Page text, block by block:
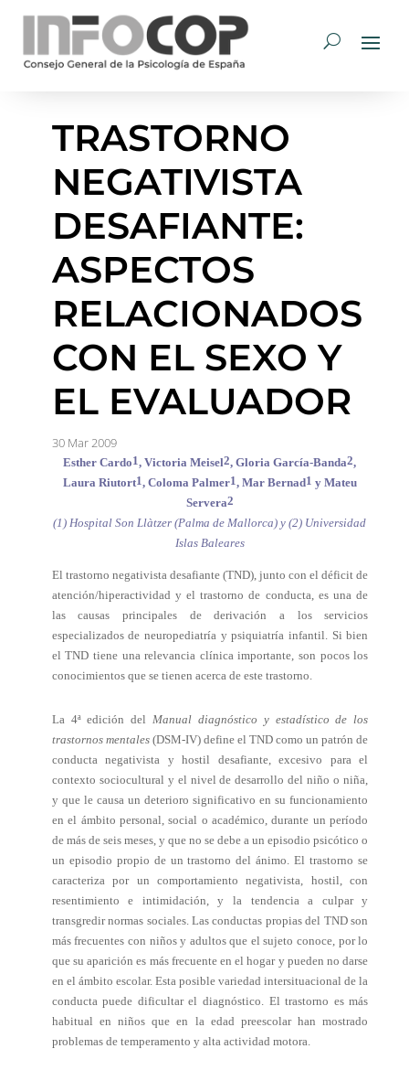
TRASTORNO
NEGATIVISTA
DESAFIANTE:
ASPECTOS
RELACIONADOS
CON EL SEXO Y
EL EVALUADOR
30 Mar 2009
Esther Cardo1, Victoria Meisel2, Gloria García-Banda2,
Laura Riutort1, Coloma Palmer1, Mar Bernad1 y Mateu
Servera2
(1) Hospital Son Llàtzer (Palma de Mallorca) y (2) Universidad
Islas Baleares
El trastorno negativista desafiante (TND), junto con el déficit de
atención/hiperactividad y el trastorno de conducta, es una de
las causas principales de derivación a los servicios
especializados de neuropediatría y psiquiatría infantil. Si bien
el TND tiene una relevancia clínica importante, son pocos los
conocimientos que se tienen acerca de este trastorno.
La 4ª edición delManual diagnóstico y estadístico de los
trastornos mentales (DSM-IV) define el TND como un patrón de
conducta negativista y hostil desafiante, excesivo para el
contexto sociocultural y el nivel de desarrollo del niño o niña,
y que le causa un deterioro significativo en su funcionamiento
en el ámbito personal, social o académico, durante un período
de más de seis meses, y que no se debe a un episodio psicótico o
un episodio propio de un trastorno del ánimo. El trastorno se
caracteriza por un comportamiento negativista, hostil, con
resentimiento e intimidación, y la tendencia a culpar y
transgredir normas sociales. Las conductas propias del TND son
más frecuentes con niños y adultos que el sujeto conoce, por lo
que su aparición es más frecuente en el hogar y pueden no darse
en el ámbito escolar. Esta posible variedad intersituacional de la
conducta puede dificultar el diagnóstico. El trastorno es más
habitual en niños que en la edad preescolar han mostrado
problemas de temperamento y alta actividad motora.